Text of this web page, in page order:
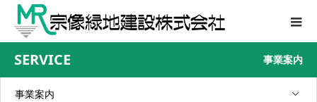
SERVICE 事業案内
事業案内